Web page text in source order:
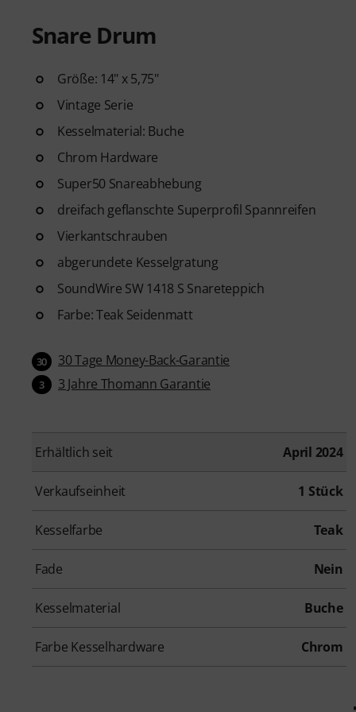
Snare Drum
Größe: 14" x 5,75"
Vintage Serie
Kesselmaterial: Buche
Chrom Hardware
Super50 Snareabhebung
dreifach geflanschte Superprofil Spannreifen
Vierkantschrauben
abgerundete Kesselgratung
SoundWire SW 1418 S Snareteppich
Farbe: Teak Seidenmatt
30 30 Tage Money-Back-Garantie
3 3 Jahre Thomann Garantie
Erhältlich seit April 2024
Verkaufseinheit 1 Stück
Kesselfarbe Teak
Fade Nein
Kesselmaterial Buche
Farbe Kesselhardware Chrom